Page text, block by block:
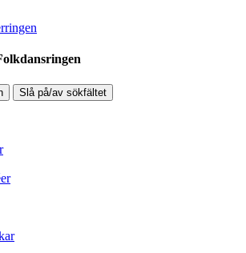
Slå på/av sökfältet